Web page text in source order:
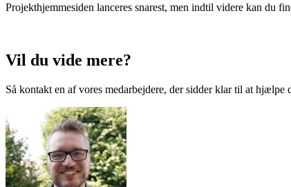
Projekthjemmesiden lanceres snarest, men indtil videre kan du
Vil du vide mere?
Så kontakt en af vores medarbejdere, der sidder klar til at hjælpe